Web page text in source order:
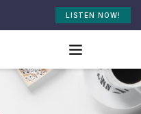
LISTEN NOW!